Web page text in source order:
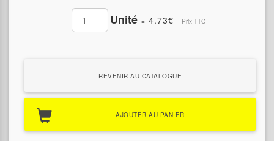
Unité = 4.73€ Prix TTC
REVENIR AU CATALOGUE
AJOUTER AU PANIER